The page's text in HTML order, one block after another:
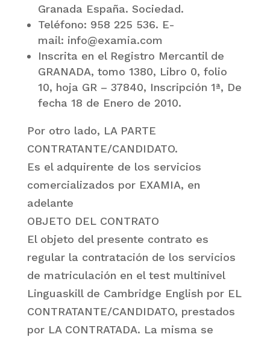
Granada España. Sociedad.
Teléfono: 958 225 536. E-
mail: info@examia.com
Inscrita en el Registro Mercantil de
GRANADA, tomo 1380, Libro 0, folio
10, hoja GR – 37840, Inscripción 1ª, De
fecha 18 de Enero de 2010.
Por otro lado, LA PARTE
CONTRATANTE/CANDIDATO.
Es el adquirente de los servicios
comercializados por EXAMIA, en
adelante
OBJETO DEL CONTRATO
El objeto del presente contrato es
regular la contratación de los servicios
de matriculación en el test multinivel
Linguaskill de Cambridge English por EL
CONTRATANTE/CANDIDATO, prestados
por LA CONTRATADA. La misma se